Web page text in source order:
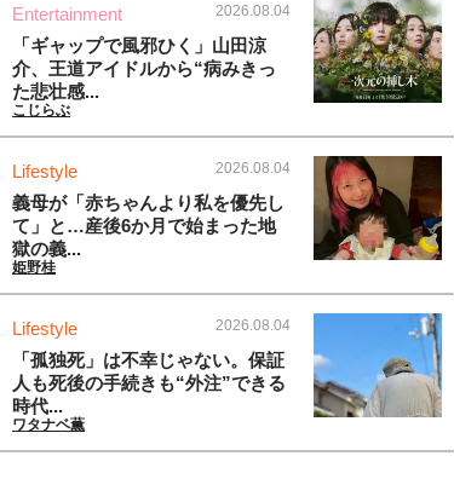
Entertainment 2026.08.04
「ギャップで風邪ひく」山田涼
介、王道アイドルから“病みきっ
た悲壮感...
こじらぶ
Lifestyle 2026.08.04
義母が「赤ちゃんより私を優先し
て」と…産後6か月で始まった地
獄の義...
姫野桂
Lifestyle 2026.08.04
「孤独死」は不幸じゃない。保証
人も死後の手続きも“外注”できる
時代...
ワタナベ薫